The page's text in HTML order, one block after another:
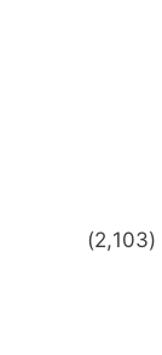
(2,103)